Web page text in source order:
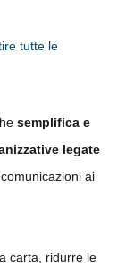
tutte le
semplifica e
legate
ai
carta, ridurre le